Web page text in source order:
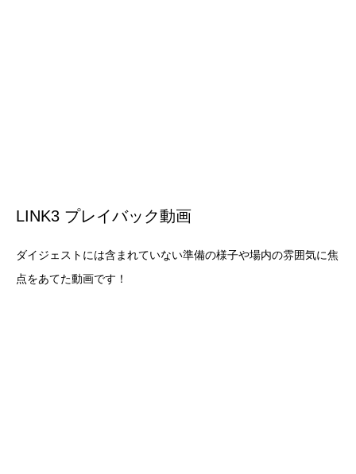
LINK3 プレイバック動画
ダイジェストには含まれていない準備の様子や場内の雰囲気に焦
点をあてた動画です！